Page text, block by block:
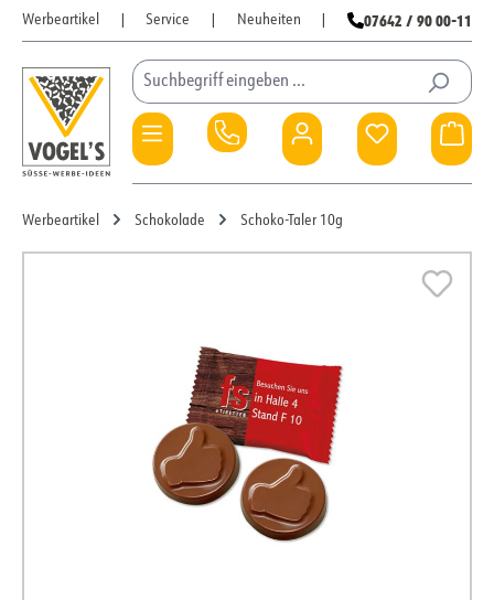
Zum Hauptinhalt springen
Werbeartikel Service Neuheiten 07642 / 90 00-11
Du hast 0
Werbeartikel Schokolade Schoko-Taler 10g